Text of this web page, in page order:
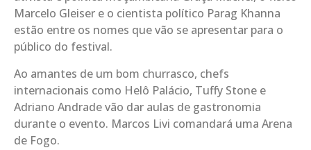
Marcelo Gleiser e o cientista político Parag Khanna
estão entre os nomes que vão se apresentar para o
público do festival.
Ao amantes de um bom churrasco, chefs
internacionais como Helô Palácio, Tuffy Stone e
Adriano Andrade vão dar aulas de gastronomia
durante o evento. Marcos Livi comandará uma Arena
de Fogo.